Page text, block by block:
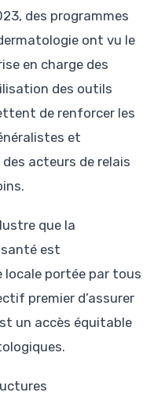
des programmes
ont vu le
en charge des
des outils
de renforcer les
et
acteurs de relais
que la
est
locale portée par tous
premier d’assurer
un accès équitable